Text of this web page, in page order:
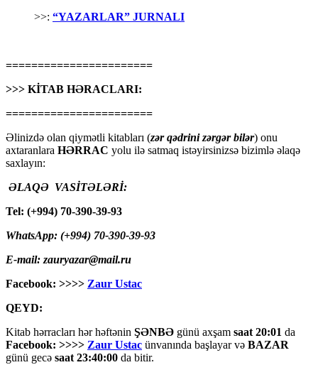
>>: “YAZARLAR” JURNALI
=======================
>>> KİTAB HƏRACLARI:
=======================
Əlinizdə olan qiymətli kitabları (zər qədrini zərgər bilər) onu
axtaranlara HƏRRAC yolu ilə satmaq istəyirsinizsə bizimlə əlaqə
saxlayın:
ƏLAQƏ VASİTƏLƏRİ:
Tel: (+994) 70-390-39-93
WhatsApp: (+994) 70-390-39-93
E-mail: zauryazar@mail.ru
Facebook: >>>> Zaur Ustac
QEYD:
Kitab hərracları hər həftənin ŞƏNBƏ günü axşam saat 20:01 da
Facebook: >>>> Zaur Ustac ünvanında başlayar və BAZAR
günü gecə saat 23:40:00 da bitir.